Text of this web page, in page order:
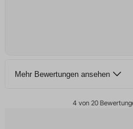
Mehr Bewertungen ansehen
4 von 20
termsfeed_pc1_consent